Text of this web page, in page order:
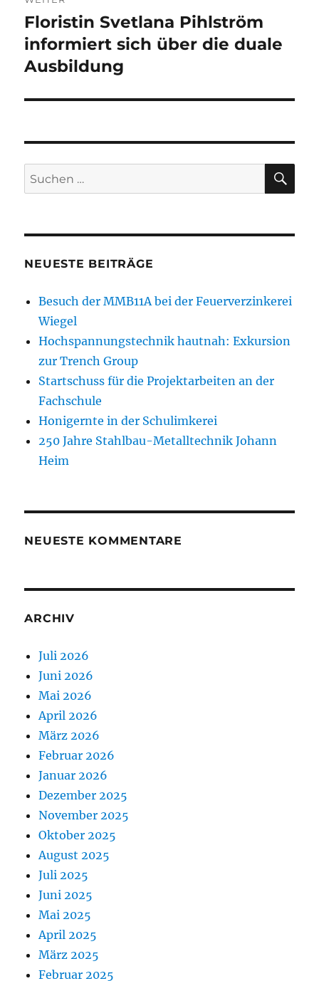
Nächster
Beitrag:
Floristin Svetlana Pihlström
informiert sich über die duale
Ausbildung
Suchen
nach:
NEUESTE BEITRÄGE
Besuch der MMB11A bei der Feuerverzinkerei
Wiegel
Hochspannungstechnik hautnah: Exkursion
zur Trench Group
Startschuss für die Projektarbeiten an der
Fachschule
Honigernte in der Schulimkerei
250 Jahre Stahlbau-Metalltechnik Johann
Heim
NEUESTE KOMMENTARE
ARCHIV
Juli 2026
Juni 2026
Mai 2026
April 2026
März 2026
Februar 2026
Januar 2026
Dezember 2025
November 2025
Oktober 2025
August 2025
Juli 2025
Juni 2025
Mai 2025
April 2025
März 2025
Februar 2025